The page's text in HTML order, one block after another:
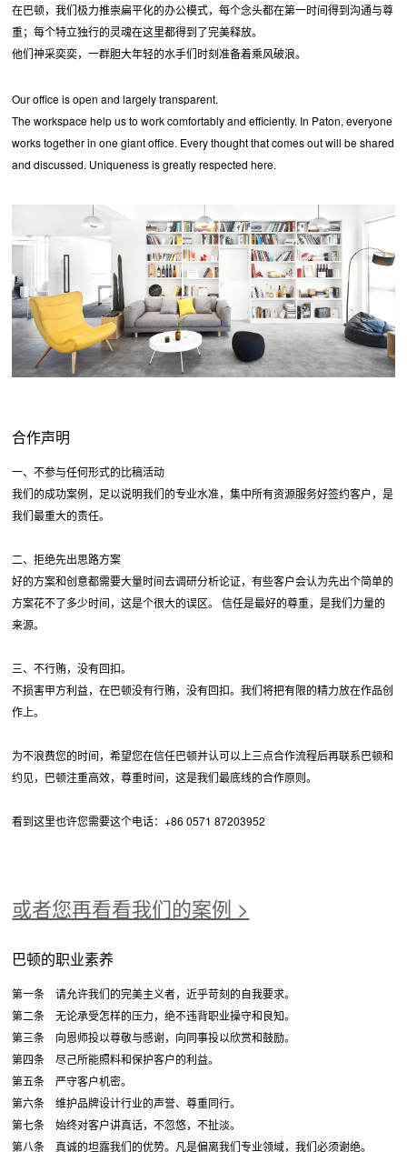
在巴顿，我们极力推崇扁平化的办公模式，每个念头都在第一时间得到沟通与尊
重；每个特立独行的灵魂在这里都得到了完美释放。
他们神采奕奕，一群胆大年轻的水手们时刻准备着乘风破浪。
Our office is open and largely transparent.
The workspace help us to work comfortably and efficiently. In Paton, everyone
works together in one giant office. Every thought that comes out will be shared
and discussed. Uniqueness is greatly respected here.
合作声明
一、不参与任何形式的比稿活动
我们的成功案例，足以说明我们的专业水准，集中所有资源服务好签约客户，是
我们最重大的责任。
二、拒绝先出思路方案
好的方案和创意都需要大量时间去调研分析论证，有些客户会认为先出个简单的
方案花不了多少时间，这是个很大的误区。 信任是最好的尊重，是我们力量的
来源。
三、不行贿，没有回扣。
不损害甲方利益，在巴顿没有行贿，没有回扣。我们将把有限的精力放在作品创
作上。
为不浪费您的时间，希望您在信任巴顿并认可以上三点合作流程后再联系巴顿和
约见，巴顿注重高效，尊重时间，这是我们最底线的合作原则。
看到这里也许您需要这个电话：+86 0571 87203952
或者您再看看我们的案例 >
巴顿的职业素养
第一条 请允许我们的完美主义者，近乎苛刻的自我要求。
第二条 无论承受怎样的压力，绝不违背职业操守和良知。
第三条 向恩师投以尊敬与感谢，向同事投以欣赏和鼓励。
第四条 尽己所能照料和保护客户的利益。
第五条 严守客户机密。
第六条 维护品牌设计行业的声誉、尊重同行。
第七条 始终对客户讲真话，不忽悠，不扯淡。
第八条 真诚的坦露我们的优势。凡是偏离我们专业领域，我们必须谢绝。